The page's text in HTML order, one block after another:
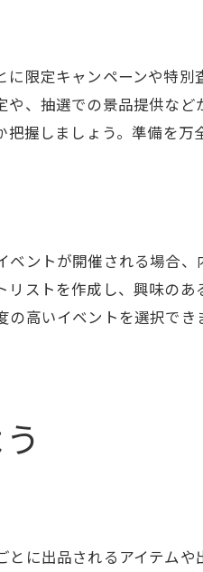
限定キャンペーンや特別
、抽選での景品提供など
握しましょう。準備を万
ントが開催される場合、
ストを作成し、興味のあ
高いイベントを選択でき
に出品されるアイテムや